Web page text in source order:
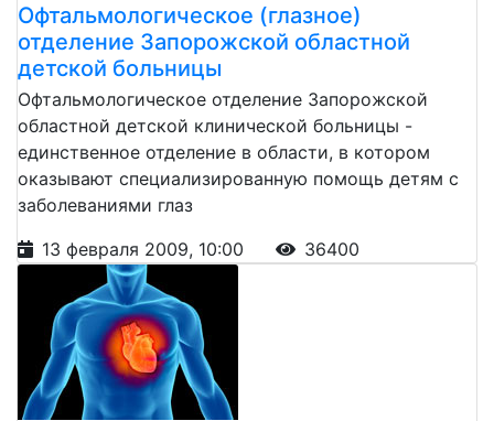
Офтальмологическое (глазное)
отделение Запорожской областной
детской больницы
Офтальмологическое отделение Запорожской
областной детской клинической больницы -
единственное отделение в области, в котором
оказывают специализированную помощь детям с
заболеваниями глаз
13 февраля 2009, 10:00
36400